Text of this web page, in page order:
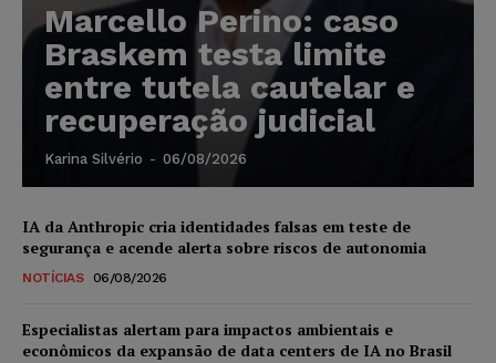
Marcello Perino: caso
Braskem testa limite
entre tutela cautelar e
recuperação judicial
Karina Silvério - 06/08/2026
IA da Anthropic cria identidades falsas em teste de
segurança e acende alerta sobre riscos de autonomia
NOTÍCIAS 06/08/2026
Especialistas alertam para impactos ambientais e
econômicos da expansão de data centers de IA no Brasil